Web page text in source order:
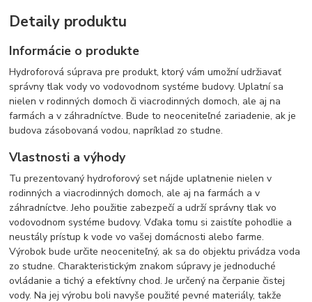
Detaily produktu
Informácie o produkte
Hydroforová súprava pre produkt, ktorý vám umožní udržiavať
správny tlak vody vo vodovodnom systéme budovy. Uplatní sa
nielen v rodinných domoch či viacrodinných domoch, ale aj na
farmách a v záhradníctve. Bude to neoceniteľné zariadenie, ak je
budova zásobovaná vodou, napríklad zo studne.
Vlastnosti a výhody
Tu prezentovaný hydroforový set nájde uplatnenie nielen v
rodinných a viacrodinných domoch, ale aj na farmách a v
záhradníctve. Jeho použitie zabezpečí a udrží správny tlak vo
vodovodnom systéme budovy. Vďaka tomu si zaistíte pohodlie a
neustály prístup k vode vo vašej domácnosti alebo farme.
Výrobok bude určite neoceniteľný, ak sa do objektu privádza voda
zo studne. Charakteristickým znakom súpravy je jednoduché
ovládanie a tichý a efektívny chod. Je určený na čerpanie čistej
vody. Na jej výrobu boli navyše použité pevné materiály, takže